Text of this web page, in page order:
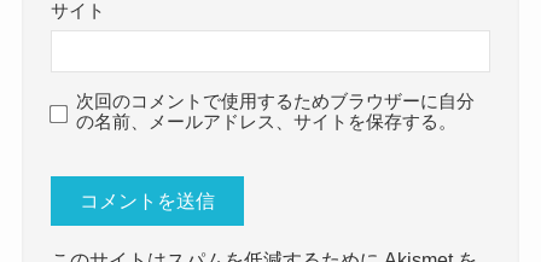
サイト
次回のコメントで使用するためブラウザーに自分
の名前、メールアドレス、サイトを保存する。